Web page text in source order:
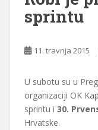
sprintu
11. travnja 2015
U subotu su u
organizaciji OK
sprintu i 30.
Hrvatske.